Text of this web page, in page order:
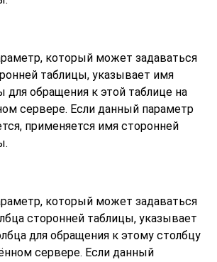
который может задаваться
таблицы, указывает имя
для обращения к этой таблице на
сервере. Если данный параметр
применяется имя сторонней
который может задаваться
сторонней таблицы, указывает
для обращения к этому столбцу
сервере. Если данный